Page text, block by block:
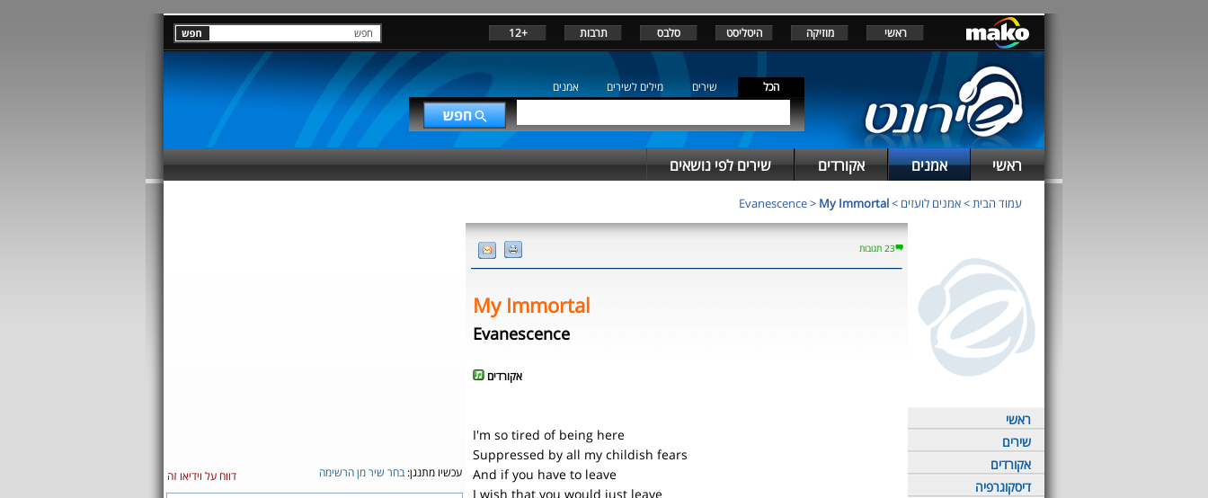
ראשי מוזיקה היטליסט סלבס תרבות +12
הכל שירים מילים לשירים אמנים
ראשי אמנים אקורדים שירים לפי נושאים
עמוד הבית>אמנים לועזים >
Evanescence> My Immortal
ראשי
שירים
אקורדים
דיסקוגרפיה
23 תגובות
My Immortal
Evanescence
אקורדים
I'm so tired of being here
Suppressed by all my childish fears
And if you have to leave
I wish that you would just leave
עכשיו מתנגן: בחר שיר מן הרשימה דווח על וידיאו זה